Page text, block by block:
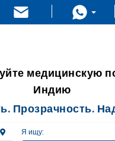
медицинскую
Индию
Прозрачность.
Я ищу: